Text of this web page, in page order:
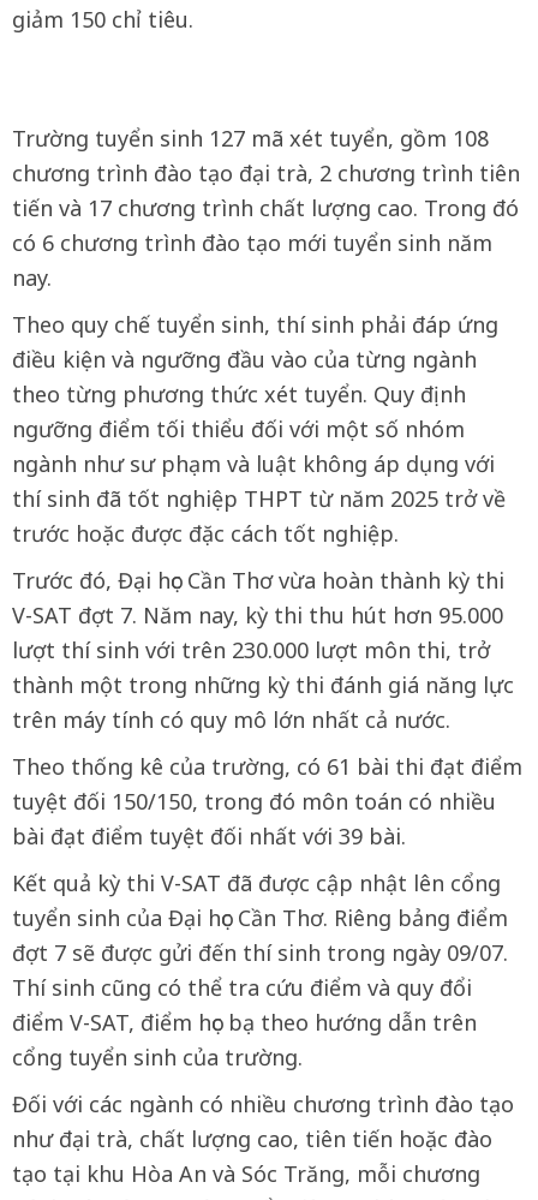
giảm 150 chỉ tiêu.
Trường tuyển sinh 127 mã xét tuyển, gồm 108
chương trình đào tạo đại trà, 2 chương trình tiên
tiến và 17 chương trình chất lượng cao. Trong đó
có 6 chương trình đào tạo mới tuyển sinh năm
nay.
Theo quy chế tuyển sinh, thí sinh phải đáp ứng
điều kiện và ngưỡng đầu vào của từng ngành
theo từng phương thức xét tuyển. Quy định
ngưỡng điểm tối thiểu đối với một số nhóm
ngành như sư phạm và luật không áp dụng với
thí sinh đã tốt nghiệp THPT từ năm 2025 trở về
trước hoặc được đặc cách tốt nghiệp.
Trước đó, Đại học Cần Thơ vừa hoàn thành kỳ thi
V-SAT đợt 7. Năm nay, kỳ thi thu hút hơn 95.000
lượt thí sinh với trên 230.000 lượt môn thi, trở
thành một trong những kỳ thi đánh giá năng lực
trên máy tính có quy mô lớn nhất cả nước.
Theo thống kê của trường, có 61 bài thi đạt điểm
tuyệt đối 150/150, trong đó môn toán có nhiều
bài đạt điểm tuyệt đối nhất với 39 bài.
Kết quả kỳ thi V-SAT đã được cập nhật lên cổng
tuyển sinh của Đại học Cần Thơ. Riêng bảng điểm
đợt 7 sẽ được gửi đến thí sinh trong ngày 09/07.
Thí sinh cũng có thể tra cứu điểm và quy đổi
điểm V-SAT, điểm học bạ theo hướng dẫn trên
cổng tuyển sinh của trường.
Đối với các ngành có nhiều chương trình đào tạo
như đại trà, chất lượng cao, tiên tiến hoặc đào
tạo tại khu Hòa An và Sóc Trăng, mỗi chương